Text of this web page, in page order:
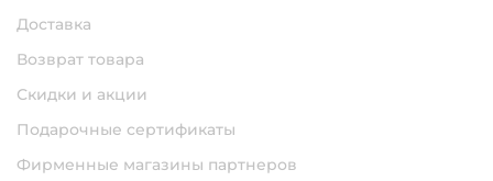
Доставка
Возврат товара
Скидки и акции
Подарочные сертификаты
Фирменные магазины партнеров